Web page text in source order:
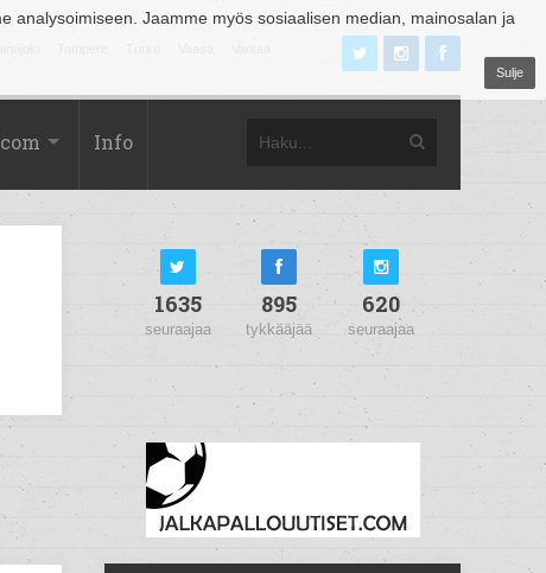
analysoimiseen. Jaamme myös sosiaalisen median, mainosalan ja
Sulje
Info
1635
seuraajaa
895
tykkääjää
620
seuraajaa